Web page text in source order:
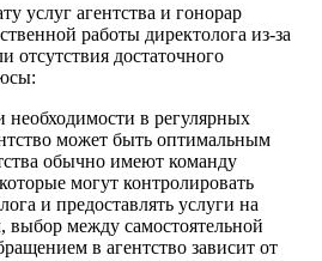
услуг агентства и гонорар
работы директолога из-за
отсутствия достаточного
в регулярных
может быть оптимальным
обычно имеют команду
могут контролировать
и предоставлять услуги на
между самостоятельной
в агентство зависит от